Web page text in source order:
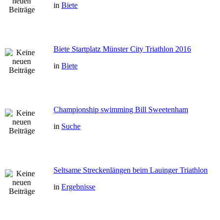
in Biete
Biete Startplatz Münster City Triathlon 2016
in Biete
Championship swimming Bill Sweetenham
in Suche
Seltsame Streckenlängen beim Lauinger Triathlon
in Ergebnisse